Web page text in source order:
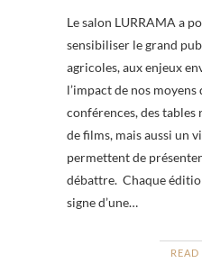
Le salon LURRAMA a
sensibiliser le grand
agricoles, aux enjeux
l’impact de nos
conférences, des
de films, mais aussi un
permettent de
débattre. Chaque
signe d’une…